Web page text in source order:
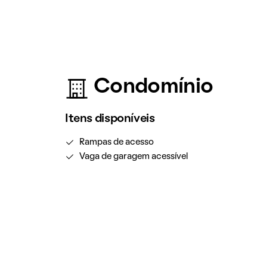
Condomínio
Itens disponíveis
Rampas de acesso
Vaga de garagem acessível